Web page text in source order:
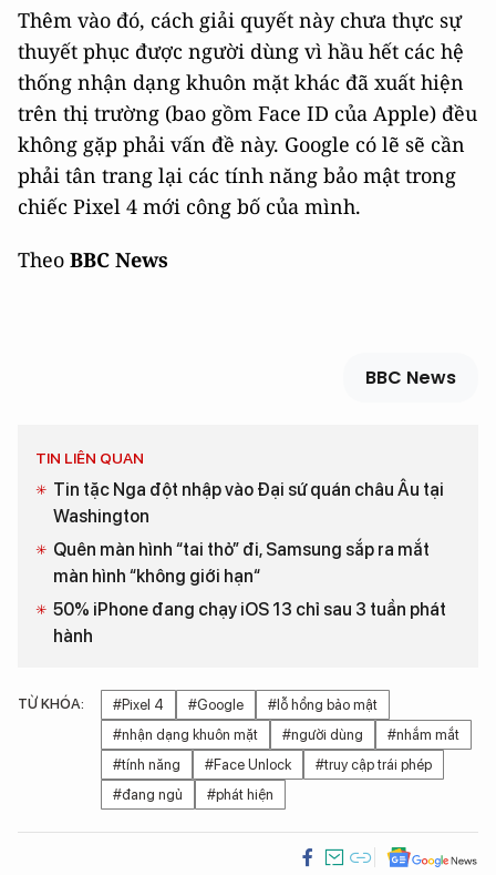
Thêm vào đó, cách giải quyết này chưa thực sự
thuyết phục được người dùng vì hầu hết các hệ
thống nhận dạng khuôn mặt khác đã xuất hiện
trên thị trường (bao gồm Face ID của Apple) đều
không gặp phải vấn đề này. Google có lẽ sẽ cần
phải tân trang lại các tính năng bảo mật trong
chiếc Pixel 4 mới công bố của mình.
Theo BBC News
BBC News
TIN LIÊN QUAN
Tin tặc Nga đột nhập vào Đại sứ quán châu Âu tại
Washington
Quên màn hình “tai thỏ” đi, Samsung sắp ra mắt
màn hình “không giới hạn“
50% iPhone đang chạy iOS 13 chỉ sau 3 tuần phát
hành
TỪ KHÓA: #Pixel 4 #Google
#lỗ hổng bảo mật
#nhận dạng khuôn mặt
#người dùng
#nhắm mắt
#tính năng
#Face Unlock
#truy cập trái phép
#đang ngủ
#phát hiện